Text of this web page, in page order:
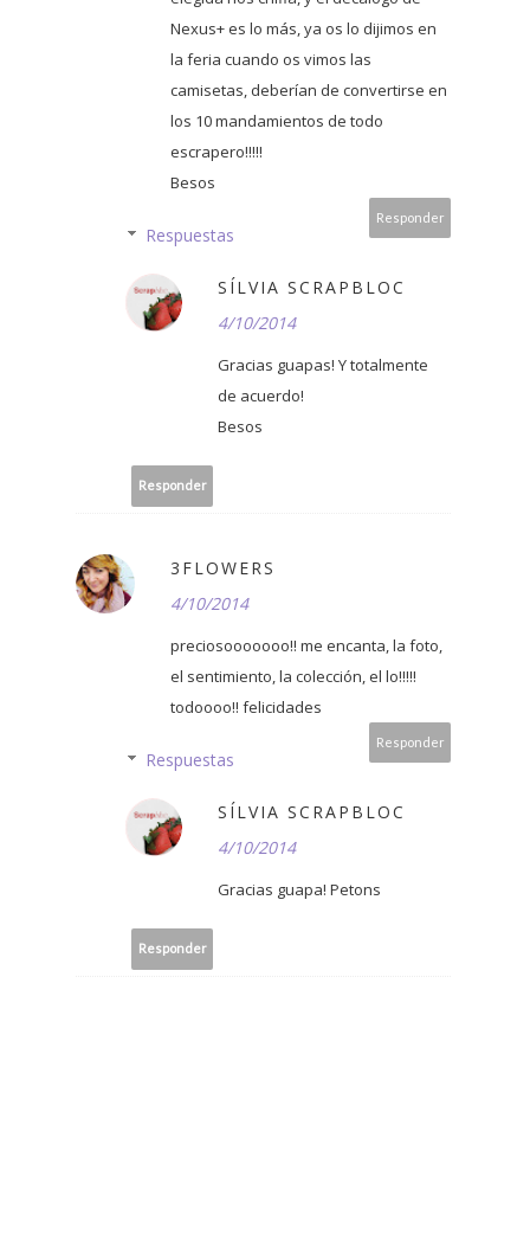
Nexus+ es lo más, ya os lo dijimos en
la feria cuando os vimos las
camisetas, deberían de convertirse en
los 10 mandamientos de todo
escrapero!!!!!
Besos
Responder
Respuestas
SÍLVIA SCRAPBLOC
4/10/2014
Gracias guapas! Y totalmente
de acuerdo!
Besos
Responder
3FLOWERS
4/10/2014
preciosooooooo!! me encanta, la foto,
el sentimiento, la colección, el lo!!!!!
todoooo!! felicidades
Responder
Respuestas
SÍLVIA SCRAPBLOC
4/10/2014
Gracias guapa! Petons
Responder